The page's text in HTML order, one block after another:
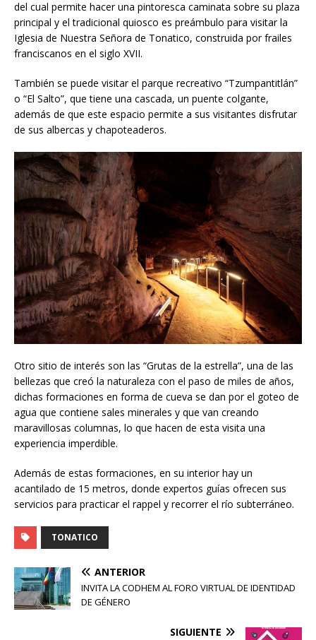
del cual permite hacer una pintoresca caminata sobre su plaza
principal y el tradicional quiosco es preámbulo para visitar la
Iglesia de Nuestra Señora de Tonatico, construida por frailes
franciscanos en el siglo XVII.
También se puede visitar el parque recreativo “Tzumpantitlán”
o “El Salto”, que tiene una cascada, un puente colgante,
además de que este espacio permite a sus visitantes disfrutar
de sus albercas y chapoteaderos.
Otro sitio de interés son las “Grutas de la estrella”, una de las
bellezas que creó la naturaleza con el paso de miles de años,
dichas formaciones en forma de cueva se dan por el goteo de
agua que contiene sales minerales y que van creando
maravillosas columnas, lo que hacen de esta visita una
experiencia imperdible.
Además de estas formaciones, en su interior hay un
acantilado de 15 metros, donde expertos guías ofrecen sus
servicios para practicar el rappel y recorrer el río subterráneo.
TONATICO
ANTERIOR
INVITA LA CODHEM AL FORO VIRTUAL DE IDENTIDAD
DE GÉNERO
SIGUIENTE